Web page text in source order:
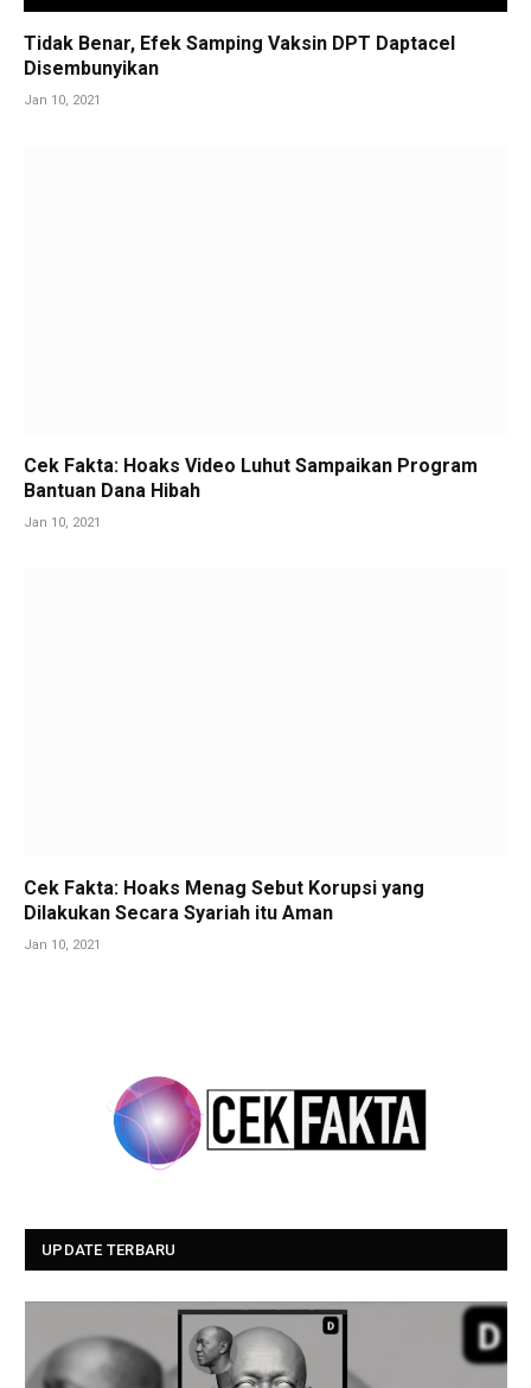
Tidak Benar, Efek Samping Vaksin DPT Daptacel
Disembunyikan
Jan 10, 2021
Cek Fakta: Hoaks Video Luhut Sampaikan Program
Bantuan Dana Hibah
Jan 10, 2021
Cek Fakta: Hoaks Menag Sebut Korupsi yang
Dilakukan Secara Syariah itu Aman
Jan 10, 2021
UPDATE TERBARU